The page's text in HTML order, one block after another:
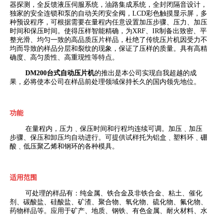
器探测，全反馈液压伺服系统，油路集成系统，全封闭隔音设计，
独家的安全连锁和泵的自动关闭安全阀， LCD彩色触摸显示屏，多
种预设程序，可根据需要在量程内任意设置加压步骤、压力、加压
时间和保压时间。使得压样智能精确，为XRF IR制备出致密、平
整光滑、均匀一致的高品质压片样品，杜绝了传统压片机因受力不
均而导致的样品分层和裂纹的现象，保证了压样的质量。具有高精
确度、高匀质性、高重现性等特点。
DM200台式自动压片机的推出是本公司实现自我超越的成
果，必将使本公司在样品前处理领域保持长久的国内领先地位。
功能
在量程内，压力﹑保压时间和行程均连续可调。加压﹑加压
步骤、保压和卸压均自动进行。可提供试样托为铝盒﹑塑料环﹑硼
酸﹑低压聚乙烯和钢环的各种模具。
适用范围
可处理的样品有：纯金属、铁合金及非铁合金、粘土、催化
剂、碳酸盐、硅酸盐、矿渣、聚合物、氧化物、硫化物、氟化物、
药物样品等。应用于矿产、地质、钢铁、有色金属、耐火材料、水